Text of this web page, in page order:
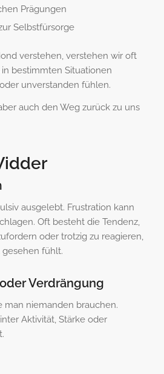
Prägungen
Selbstfürsorge
verstehen, verstehen wir oft
bestimmten Situationen
unverstanden fühlen.
auch den Weg zurück zu uns
ausgelebt. Frustration kann
Oft besteht die Tendenz,
oder trotzig zu reagieren,
fühlt.
Verdrängung
man niemanden brauchen.
Aktivität, Stärke oder